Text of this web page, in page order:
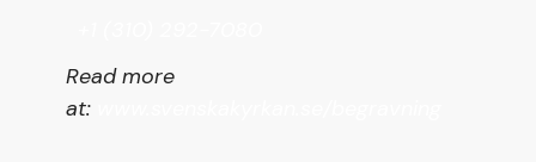
Read more
at: